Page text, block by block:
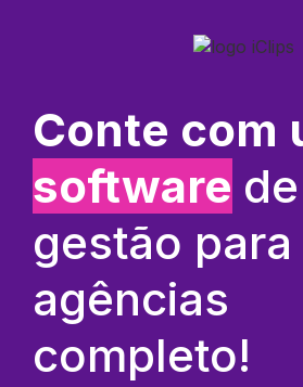
Conte com
software de
gestão para
agências
completo!